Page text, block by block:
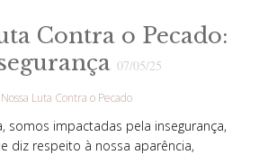
Carrinho
BLOG
Contra o Pecado:
07/05/25
Nossa Luta Contra o Pecado
somos impactadas pela insegurança,
diz respeito à nossa aparência,